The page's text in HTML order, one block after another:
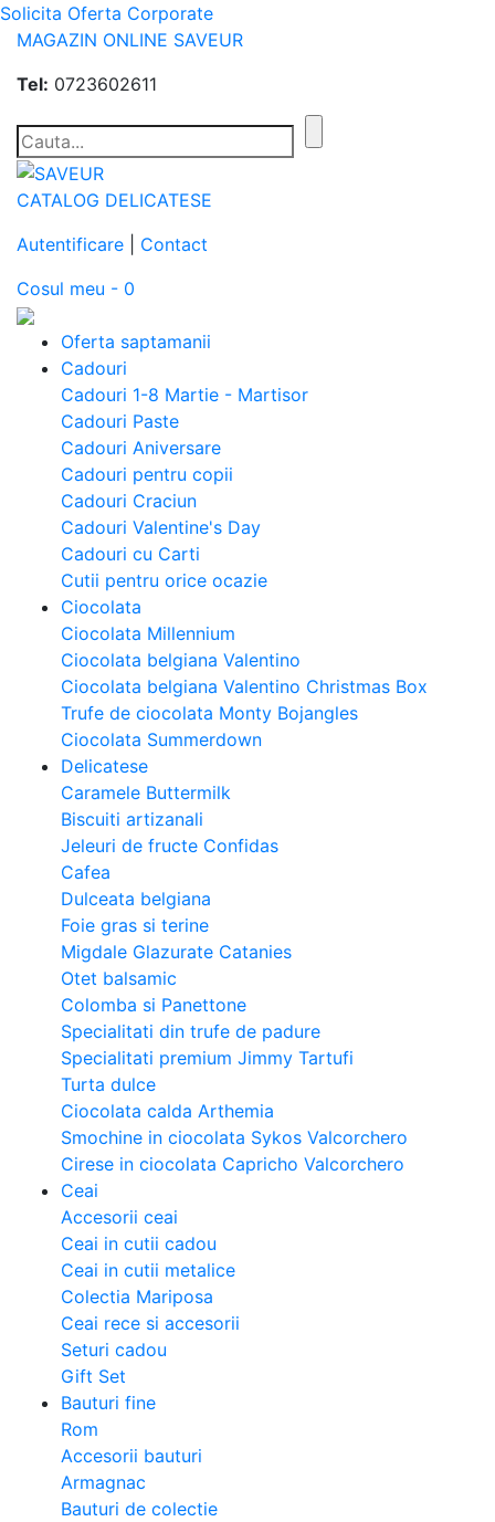
Solicita Oferta Corporate
MAGAZIN ONLINE SAVEUR
Tel: 0723602611
CATALOG DELICATESE
Autentificare
Contact
Cosul meu - 0
Oferta saptamanii
Cadouri
Cadouri 1-8 Martie - Martisor
Cadouri Paste
Cadouri Aniversare
Cadouri pentru copii
Cadouri Craciun
Cadouri Valentine's Day
Cadouri cu Carti
Cutii pentru orice ocazie
Ciocolata
Ciocolata Millennium
Ciocolata belgiana Valentino
Ciocolata belgiana Valentino Christmas Box
Trufe de ciocolata Monty Bojangles
Ciocolata Summerdown
Delicatese
Caramele Buttermilk
Biscuiti artizanali
Jeleuri de fructe Confidas
Cafea
Dulceata belgiana
Foie gras si terine
Migdale Glazurate Catanies
Otet balsamic
Colomba si Panettone
Specialitati din trufe de padure
Specialitati premium Jimmy Tartufi
Turta dulce
Ciocolata calda Arthemia
Smochine in ciocolata Sykos Valcorchero
Cirese in ciocolata Capricho Valcorchero
Ceai
Accesorii ceai
Ceai in cutii cadou
Ceai in cutii metalice
Colectia Mariposa
Ceai rece si accesorii
Seturi cadou
Gift Set
Bauturi fine
Rom
Accesorii bauturi
Armagnac
Bauturi de colectie